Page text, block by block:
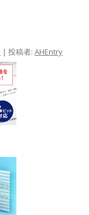
| 投稿者: AHEntry